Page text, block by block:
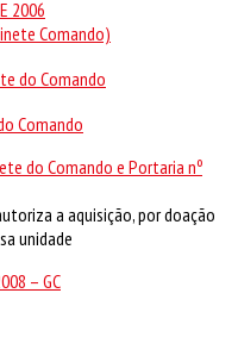
2006
Comando)
do Comando
Comando
do Comando e Portaria nº
a aquisição, por doação
unidade
– GC